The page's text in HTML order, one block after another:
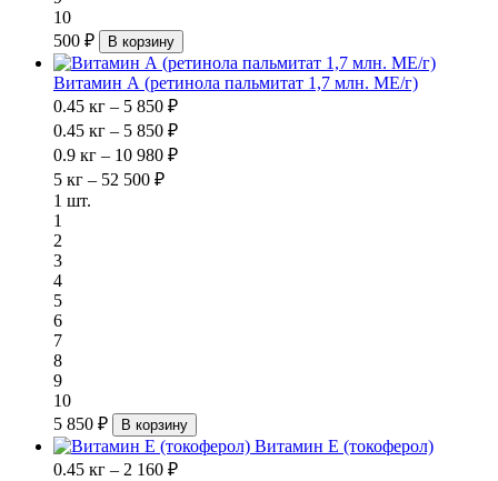
10
500 ₽
В корзину
Витамин А (ретинола пальмитат 1,7 млн. МЕ/г)
0.45 кг – 5 850 ₽
0.45 кг – 5 850 ₽
0.9 кг – 10 980 ₽
5 кг – 52 500 ₽
1 шт.
1
2
3
4
5
6
7
8
9
10
5 850 ₽
В корзину
Витамин Е (токоферол)
0.45 кг – 2 160 ₽